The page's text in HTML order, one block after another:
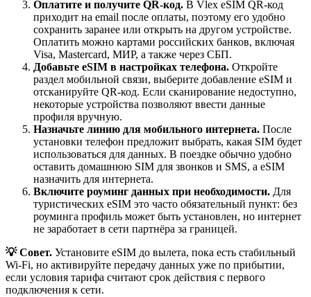
Оплатите и получите QR-код. В Vlex eSIM QR-код
приходит на email после оплаты, поэтому его удобно
сохранить заранее или открыть на другом устройстве.
Оплатить можно картами российских банков, включая
Visa, Mastercard, МИР, а также через СБП.
Добавьте eSIM в настройках телефона. Откройте
раздел мобильной связи, выберите добавление eSIM и
отсканируйте QR-код. Если сканирование недоступно,
некоторые устройства позволяют ввести данные
профиля вручную.
Назначьте линию для мобильного интернета. После
установки телефон предложит выбрать, какая SIM будет
использоваться для данных. В поездке обычно удобно
оставить домашнюю SIM для звонков и SMS, а eSIM
назначить для интернета.
Включите роуминг данных при необходимости. Для
туристических eSIM это часто обязательный пункт: без
роуминга профиль может быть установлен, но интернет
не заработает в сети партнёра за границей.
💡 Совет. Установите eSIM до вылета, пока есть стабильный
Wi‑Fi, но активируйте передачу данных уже по прибытии,
если условия тарифа считают срок действия с первого
подключения к сети.